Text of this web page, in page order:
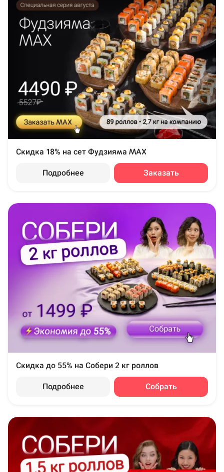
Скидка 18% на сет Фудзияма MAX
Подробнее Заказать
Скидка до 55% на Собери 2 кг роллов
Подробнее Собрать